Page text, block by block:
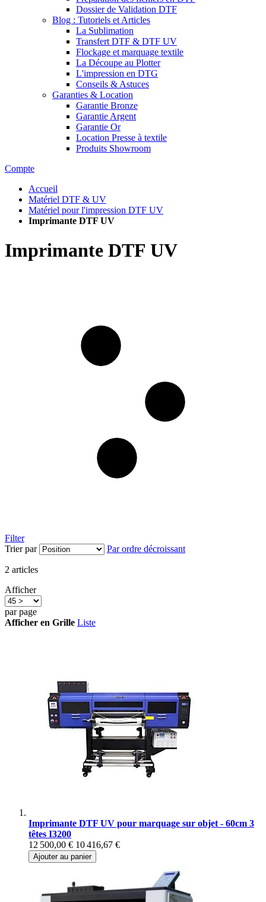
Dossier de Validation DTF
Blog : Tutoriels et Articles
La Sublimation
Transfert DTF & DTF UV
Flockage et marquage textile
La Découpe au Plotter
L'impression en DTG
Conseils & Astuces
Garanties & Location
Garantie Bronze
Garantie Argent
Garantie Or
Location Presse à textile
Produits Showroom
Compte
Accueil
Matériel DTF & UV
Matériel pour l'impression DTF UV
Imprimante DTF UV
Imprimante DTF UV
Filter
Trier par
Par ordre décroissant
2 articles
Afficher
par page
Afficher en Grille Liste
Imprimante DTF UV pour marquage sur objet - 60cm 3
têtes I3200
12 500,00 € 10 416,67 €
Ajouter au panier